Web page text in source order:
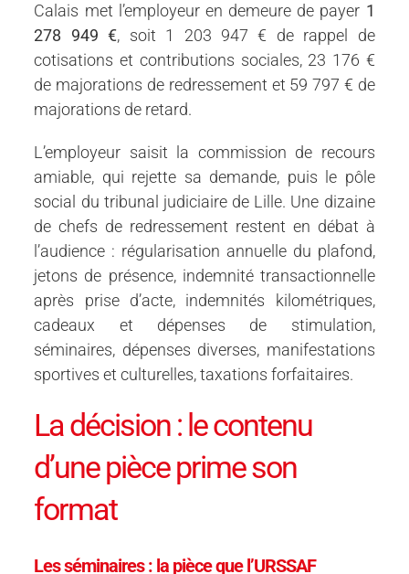
Calais met l’employeur en demeure de payer 1
278 949 €, soit 1 203 947 € de rappel de
cotisations et contributions sociales, 23 176 €
de majorations de redressement et 59 797 € de
majorations de retard.
L’employeur saisit la commission de recours
amiable, qui rejette sa demande, puis le pôle
social du tribunal judiciaire de Lille. Une dizaine
de chefs de redressement restent en débat à
l’audience : régularisation annuelle du plafond,
jetons de présence, indemnité transactionnelle
après prise d’acte, indemnités kilométriques,
cadeaux et dépenses de stimulation,
séminaires, dépenses diverses, manifestations
sportives et culturelles, taxations forfaitaires.
La décision : le contenu
d’une pièce prime son
format
Les séminaires : la pièce que l’URSSAF